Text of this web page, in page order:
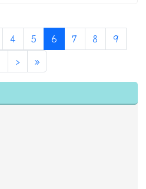
4 5 6 (目前頁次)
7 8 9
›下一頁
»最後頁